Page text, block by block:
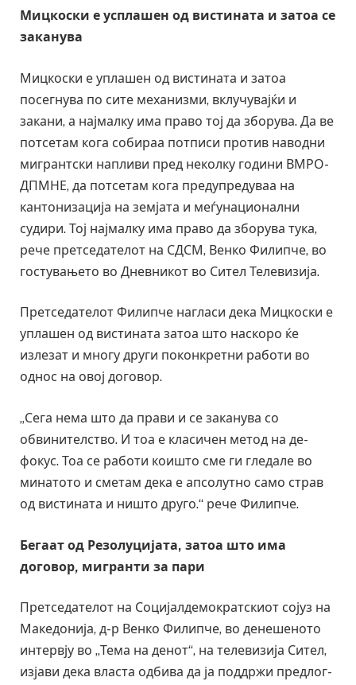
Мицкоски е усплашен од вистината и затоа се
заканува
Мицкоски е уплашен од вистината и затоа
посегнува по сите механизми, вклучувајќи и
закани, а најмалку има право тој да зборува. Да ве
потсетам кога собираа потписи против наводни
мигрантски напливи пред неколку години ВМРО-
ДПМНЕ, да потсетам кога предупредуваа на
кантонизација на земјата и меѓунационални
судири. Тој најмалку има право да зборува тука,
рече претседателот на СДСМ, Венко Филипче, во
гостувањето во Дневникот во Сител Телевизија.
Претседателот Филипче нагласи дека Мицкоски е
уплашен од вистината затоа што наскоро ќе
излезат и многу други поконкретни работи во
однос на овој договор.
„Сега нема што да прави и се заканува со
обвинителство. И тоа е класичен метод на де-
фокус. Тоа се работи коишто сме ги гледале во
минатото и сметам дека е апсолутно само страв
од вистината и ништо друго.“ рече Филипче.
Бегаат од Резолуцијата, затоа што има
договор, мигранти за пари
Претседателот на Социјалдемократскиот сојуз на
Македонија, д-р Венко Филипче, во денешеното
интервју во „Тема на денот“, на телевизија Сител,
изјави дека власта одбива да ја поддржи предлог-